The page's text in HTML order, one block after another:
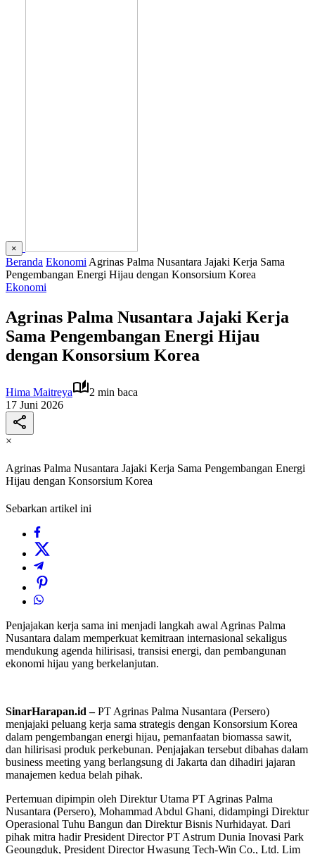
×
Beranda Ekonomi Agrinas Palma Nusantara Jajaki Kerja Sama
Pengembangan Energi Hijau dengan Konsorsium Korea
Ekonomi
Agrinas Palma Nusantara Jajaki Kerja
Sama Pengembangan Energi Hijau
dengan Konsorsium Korea
Hima Maitreya
2 min baca
17 Juni 2026
×
Agrinas Palma Nusantara Jajaki Kerja Sama Pengembangan Energi
Hijau dengan Konsorsium Korea
Sebarkan artikel ini
Penjajakan kerja sama ini menjadi langkah awal Agrinas Palma
Nusantara dalam memperkuat kemitraan internasional sekaligus
mendukung agenda hilirisasi, transisi energi, dan pembangunan
ekonomi hijau yang berkelanjutan.
SinarHarapan.id –PT Agrinas Palma Nusantara (Persero)
menjajaki peluang kerja sama strategis dengan Konsorsium Korea
dalam pengembangan energi hijau, pemanfaatan biomassa sawit,
dan hilirisasi produk perkebunan. Penjajakan tersebut dibahas dalam
business meeting yang berlangsung di Jakarta dan dihadiri jajaran
manajemen kedua belah pihak.
Pertemuan dipimpin oleh Direktur Utama PT Agrinas Palma
Nusantara (Persero), Mohammad Abdul Ghani, didampingi Direktur
Operasional Tuhu Bangun dan Direktur Bisnis Nurhidayat. Dari
pihak mitra hadir President Director PT Astrum Dunia Inovasi Park
Geoungduk, President Director Hwasung Tech-Win Co., Ltd. Lim